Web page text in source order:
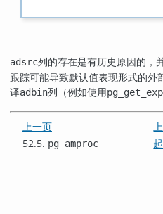
adsrc列的存在是有历史原因的，
跟踪可能导致默认值表现形式的
译adbin列（例如使用
上一页
52.5. pg_amproc